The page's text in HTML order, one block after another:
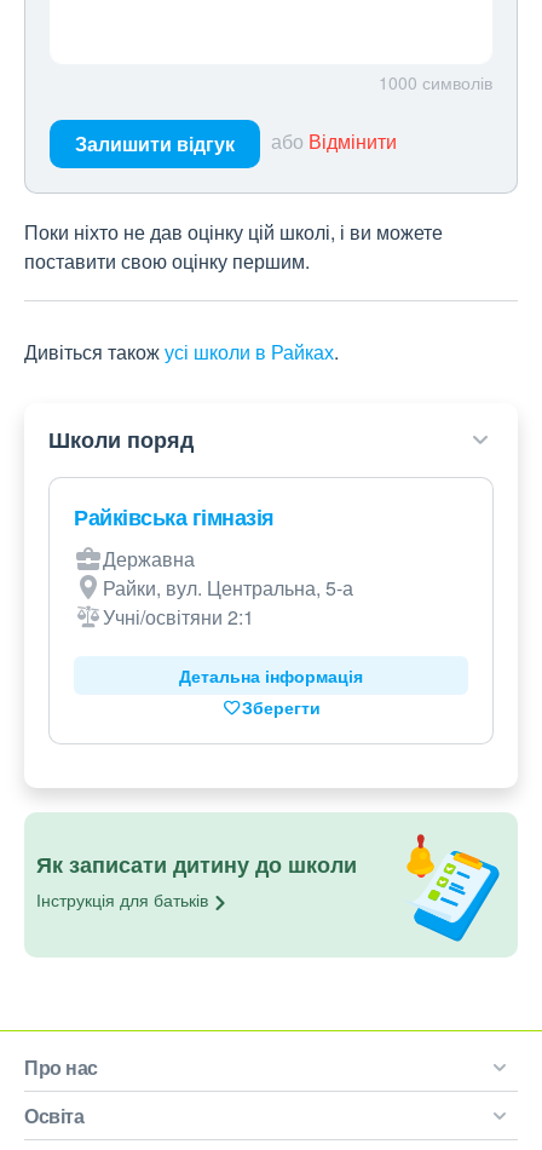
1000 символів
Залишити відгук або Відмінити
Поки ніхто не дав оцінку цій школі, і ви можете
поставити свою оцінку першим.
Дивіться такожусі школи в Райках.
Школи поряд
Райківська гімназія
Державна
Райки, вул. Центральна, 5-а
Учні/освітяни 2:1
Детальна інформація
Зберегти
Як записати дитину до школи
Інструкція для батьків
Про нас
Освіта